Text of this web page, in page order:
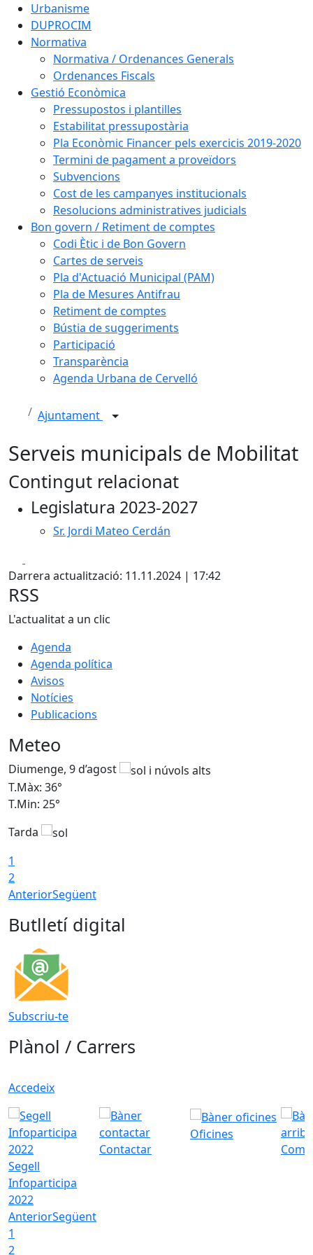
Urbanisme
DUPROCIM
Normativa
Normativa / Ordenances Generals
Ordenances Fiscals
Gestió Econòmica
Pressupostos i plantilles
Estabilitat pressupostària
Pla Econòmic Financer pels exercicis 2019-2020
Termini de pagament a proveïdors
Subvencions
Cost de les campanyes institucionals
Resolucions administratives judicials
Bon govern / Retiment de comptes
Codi Ètic i de Bon Govern
Cartes de serveis
Pla d'Actuació Municipal (PAM)
Pla de Mesures Antifrau
Retiment de comptes
Bústia de suggeriments
Participació
Transparència
Agenda Urbana de Cervelló
Ajuntament
Serveis municipals de Mobilitat
Contingut relacionat
Legislatura 2023-2027
Sr. Jordi Mateo Cerdán
Darrera actualització: 11.11.2024 | 17:42
RSS
L'actualitat a un clic
Agenda
Agenda política
Avisos
Notícies
Publicacions
Meteo
Diumenge, 9 d’agost
T.Màx: 36°
T.Min: 25°
Tarda
1
2
AnteriorSegüent
Butlletí digital
Subscriu-te
Plànol / Carrers
Accedeix
Segell
Infoparticipa
2022
Contactar
Oficines
Com
AnteriorSegüent
1
2